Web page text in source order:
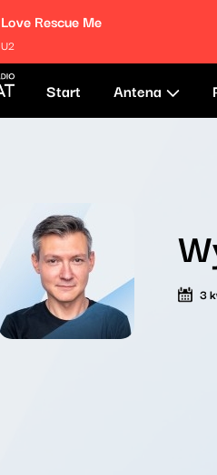
Love Rescue Me
U2
Start Antena
3